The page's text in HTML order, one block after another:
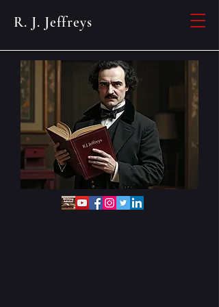
R. J. Jeffreys